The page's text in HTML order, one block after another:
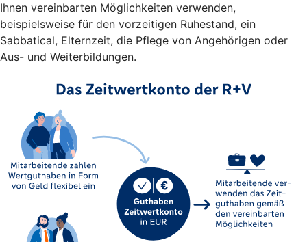
Ihnen vereinbarten Möglichkeiten verwenden,
beispielsweise für den vorzeitigen Ruhestand, ein
Sabbatical, Elternzeit, die Pflege von Angehörigen oder
Aus- und Weiterbildungen.